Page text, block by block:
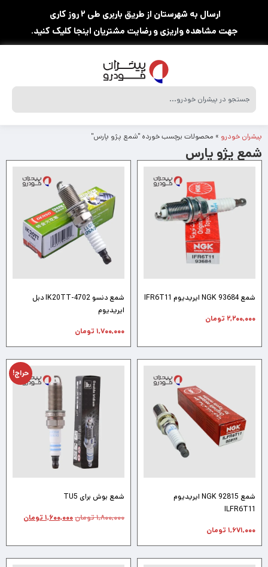
ارسال به شهرستان از طریق باربری طی ۲ روز کاری
جهت مشاهده واریزی و رضایت مشتریان اینجا کلیک کنید.
پیشران خودرو » محصولات برچسب خورده "شمع پژو پارس"
شمع پژو پارس
شمع NGK 93684 ایریدیوم IFR6T11
۲,۲۰۰,۰۰۰ تومان
شمع دنسو IK20TT-4702 دبل
ایریدیوم
۱,۷۰۰,۰۰۰ تومان
شمع NGK 92815 ایریدیوم
ILFR6T11
۱,۶۷۱,۰۰۰ تومان
حراج!
شمع بوش برای TU5
۱,۸۰۰,۰۰۰تومان۱,۶۰۰,۰۰۰ تومان